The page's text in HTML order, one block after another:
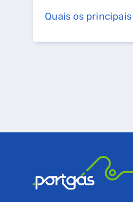
Quais os